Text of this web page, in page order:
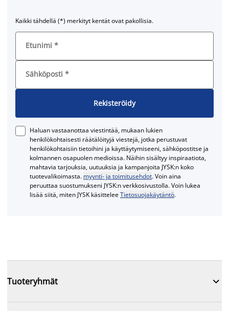
Kaikki tähdellä (*) merkityt kentät ovat pakollisia.
Etunimi *
Sähköposti *
Rekisteröidy
Haluan vastaanottaa viestintää, mukaan lukien
henkilökohtaisesti räätälöityjä viestejä, jotka perustuvat
henkilökohtaisiin tietoihini ja käyttäytymiseeni, sähköpostitse ja
kolmannen osapuolen medioissa. Näihin sisältyy inspiraatiota,
mahtavia tarjouksia, uutuuksia ja kampanjoita JYSK:n koko
tuotevalikoimasta. myynti- ja toimitusehdot. Voin aina
peruuttaa suostumukseni JYSK:n verkkosivustolla. Voin lukea
lisää siitä, miten JYSK käsitteleeTietosuojakäytäntö.
Tuoteryhmät 